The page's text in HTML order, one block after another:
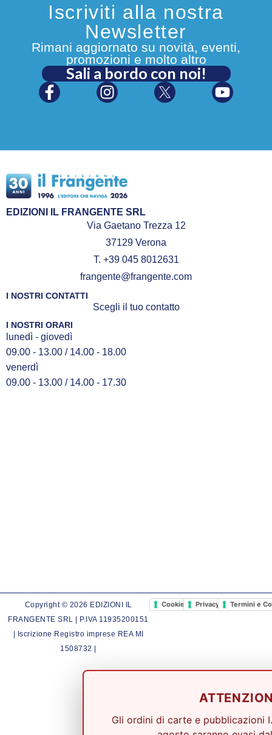
Iscriviti alla nostra
Newsletter
Rimani aggiornato su novità, eventi,
promozioni e molto altro
Sali a bordo con noi!
EDIZIONI IL FRANGENTE SRL
Via Gaetano Trezza 12
37129 Verona
T. +39 045 8012631
frangente@frangente.com
I NOSTRI CONTATTI
Scegli il tuo contatto
I NOSTRI ORARI
lunedì - giovedì
09.00 - 13.00 / 14.00 - 18.00
venerdì
09.00 - 13.00 / 14.00 - 17.30
Copyright © 2026 EDIZIONI IL
FRANGENTE SRL | P.IVA 11935200151
| Iscrizione Registro imprese REA MI
1508732 |
Cookie PolicyPrivacy PolicyTermini e
Gli ordini di carte e pubblicazioni